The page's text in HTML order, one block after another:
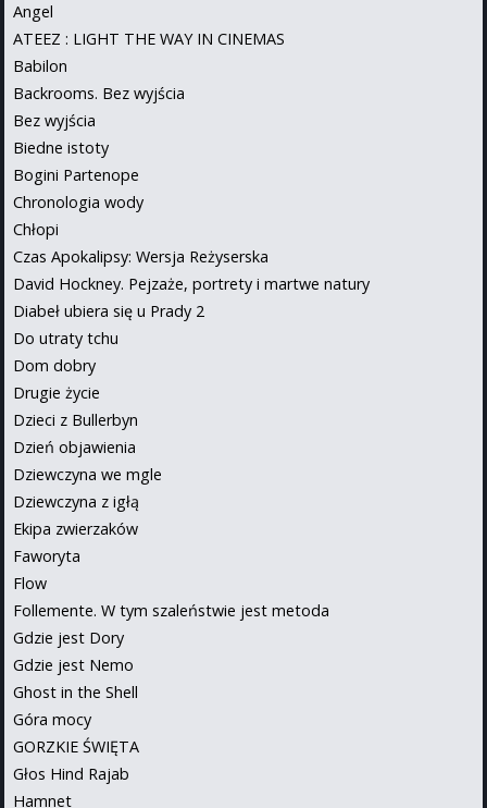
Angel
ATEEZ : LIGHT THE WAY IN CINEMAS
Babilon
Backrooms. Bez wyjścia
Bez wyjścia
Biedne istoty
Bogini Partenope
Chronologia wody
Chłopi
Czas Apokalipsy: Wersja Reżyserska
David Hockney. Pejzaże, portrety i martwe natury
Diabeł ubiera się u Prady 2
Do utraty tchu
Dom dobry
Drugie życie
Dzieci z Bullerbyn
Dzień objawienia
Dziewczyna we mgle
Dziewczyna z igłą
Ekipa zwierzaków
Faworyta
Flow
Follemente. W tym szaleństwie jest metoda
Gdzie jest Dory
Gdzie jest Nemo
Ghost in the Shell
Góra mocy
GORZKIE ŚWIĘTA
Głos Hind Rajab
Hamnet